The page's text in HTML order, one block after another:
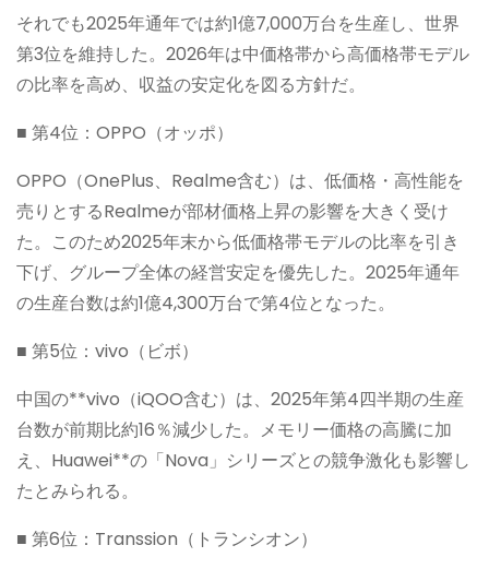
それでも2025年通年では約1億7,000万台を生産し、世界
第3位を維持した。2026年は中価格帯から高価格帯モデル
の比率を高め、収益の安定化を図る方針だ。
■ 第4位：OPPO（オッポ）
OPPO（OnePlus、Realme含む）は、低価格・高性能を
売りとするRealmeが部材価格上昇の影響を大きく受け
た。このため2025年末から低価格帯モデルの比率を引き
下げ、グループ全体の経営安定を優先した。2025年通年
の生産台数は約1億4,300万台で第4位となった。
■ 第5位：vivo（ビボ）
中国の**vivo（iQOO含む）は、2025年第4四半期の生産
台数が前期比約16％減少した。メモリー価格の高騰に加
え、Huawei**の「Nova」シリーズとの競争激化も影響し
たとみられる。
■ 第6位：Transsion（トランシオン）